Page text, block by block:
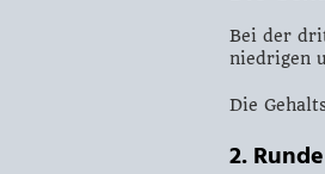
Bei der
niedrigen
Die
2.